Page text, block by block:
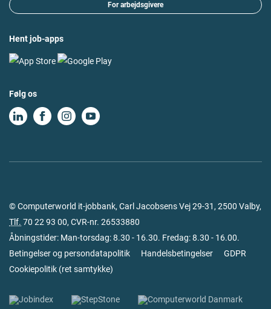
For arbejdsgivere
Hent job-apps
Følg os
© Computerworld it-jobbank, Carl Jacobsens Vej 29-31, 2500 Valby,
Tlf. 70 22 93 00, CVR-nr. 26533880
Åbningstider: Man-torsdag: 8.30 - 16.30. Fredag: 8.30 - 16.00.
Betingelser og persondatapolitik
Handelsbetingelser
GDPR
Cookiepolitik (ret samtykke)